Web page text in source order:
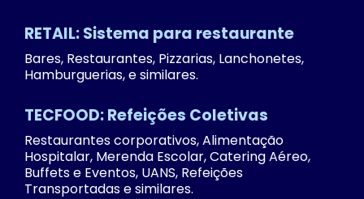
RETAIL: Sistema para restaurante
Bares, Restaurantes, Pizzarias, Lanchonetes,
Hamburguerias, e similares.
TECFOOD: Refeições Coletivas
Restaurantes corporativos, Alimentação
Hospitalar, Merenda Escolar, Catering Aéreo,
Buffets e Eventos, UANS, Refeições
Transportadas e similares.